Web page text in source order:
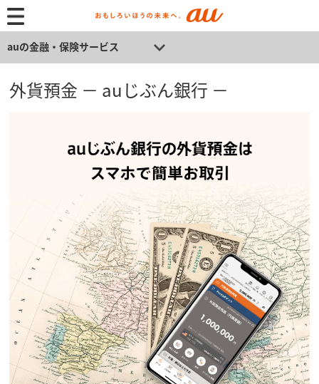
auの金融・保険サービス
外貨預金 － auじぶん銀行 －